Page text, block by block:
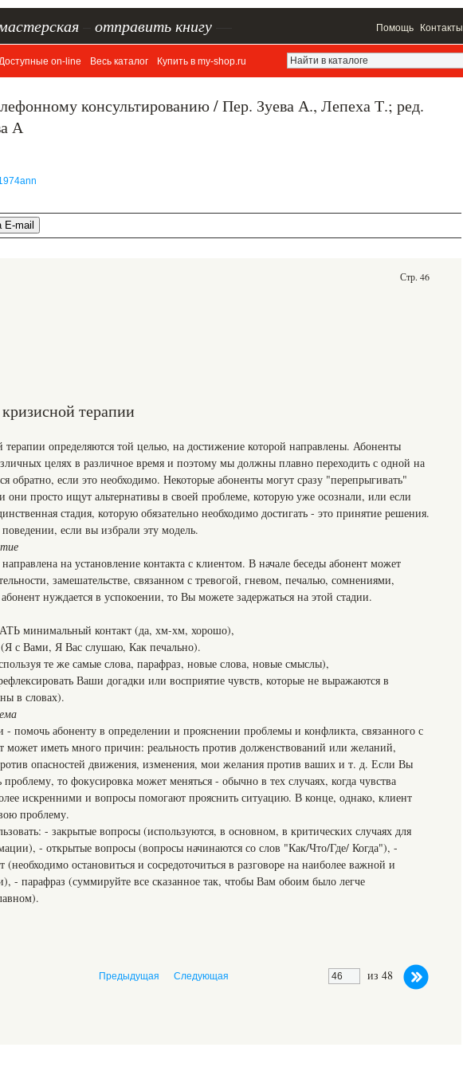
отправить книгу Помощь Контакты
on-line Весь каталог Купить в my-shop.ru
консультированию / Пер. Зуева А., Лепеха Т.; ред.
А
Стр. 46
терапии
терапии определяются той целью, на достижение которой направлены. Абоненты
целях в различное время и поэтому мы должны плавно переходить с одной на
обратно, если это необходимо. Некоторые абоненты могут сразу "перепрыгивать"
они просто ищут альтернативы в своей проблеме, которую уже осознали, или если
стадия, которую обязательно необходимо достигать - это принятие решения.
если вы избрали эту модель.
направлена на установление контакта с клиентом. В начале беседы абонент может
замешательстве, связанном с тревогой, гневом, печалью, сомнениями,
нуждается в успокоении, то Вы можете задержаться на этой стадии.
минимальный контакт (да, хм-хм, хорошо),
Вами, Я Вас слушаю, Как печально).
те же самые слова, парафраз, новые слова, новые смыслы),
Ваши догадки или восприятие чувств, которые не выражаются в
в словах).
- помочь абоненту в определении и прояснении проблемы и конфликта, связанного с
может иметь много причин: реальность против долженствований или желаний,
опасностей движения, изменения, мои желания против ваших и т. д. Если Вы
проблему, то фокусировка может меняться - обычно в тех случаях, когда чувства
искренними и вопросы помогают прояснить ситуацию. В конце, однако, клиент
проблему.
- закрытые вопросы (используются, в основном, в критических случаях для
- открытые вопросы (вопросы начинаются со слов "Как/Что/Где/ Когда"), -
остановиться и сосредоточиться в разговоре на наиболее важной и
- парафраз (суммируйте все сказанное так, чтобы Вам обоим было легче
из 48
Предыдущая Следующая